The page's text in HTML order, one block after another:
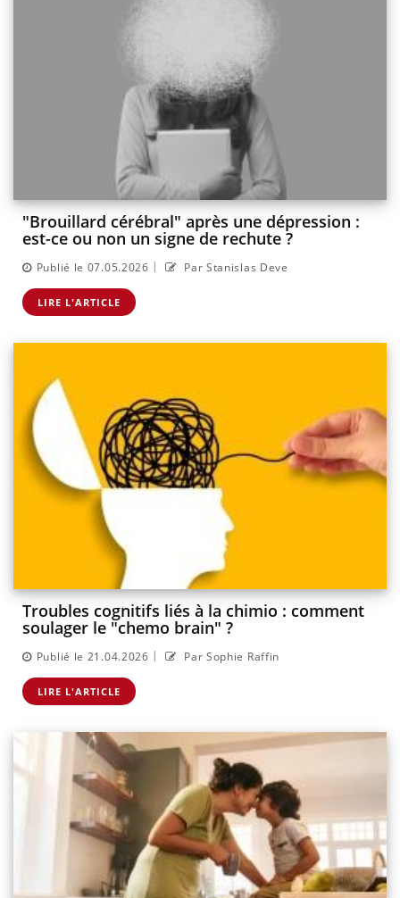
"Brouillard cérébral" après une dépression :
est-ce ou non un signe de rechute ?
Publié le 07.05.2026 | Par Stanislas Deve
LIRE L'ARTICLE
Troubles cognitifs liés à la chimio : comment
soulager le "chemo brain" ?
Publié le 21.04.2026 | Par Sophie Raffin
LIRE L'ARTICLE